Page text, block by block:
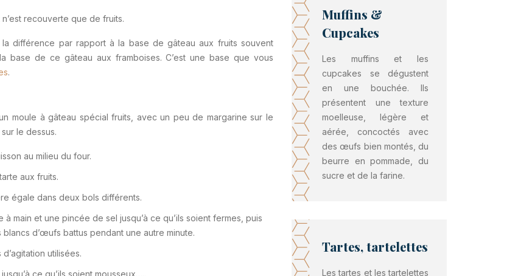
recouverte que de fruits.
différence par rapport à la base de gâteau aux fruits souvent
de ce gâteau aux framboises. C’est une base que vous
.
moule à gâteau spécial fruits, avec un peu de margarine sur le
le dessus.
au milieu du four.
aux fruits.
égale dans deux bols différents.
main et une pincée de sel jusqu’à ce qu’ils soient fermes, puis
d’œufs battus pendant une autre minute.
utilisées.
ce qu’ils soient mousseux…..
Muffins &
Cupcakes
Les muffins et les
cupcakes se dégustent
en une bouchée. Ils
présentent une texture
moelleuse, légère et
aérée, concoctés avec
des œufs bien montés, du
beurre en pommade, du
sucre et de la farine.
Tartes, tartelettes
Les tartes et les tartelettes